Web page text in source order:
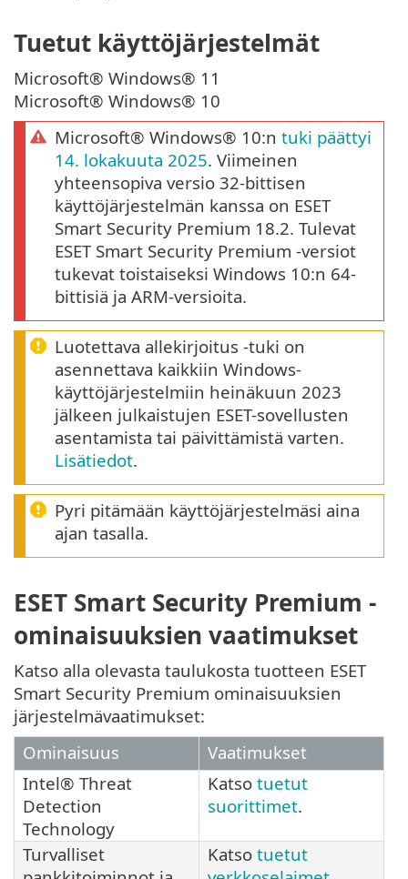
Tuetut käyttöjärjestelmät
Microsoft® Windows® 11
Microsoft® Windows® 10
Microsoft® Windows® 10:n tuki päättyi
14. lokakuuta 2025. Viimeinen
yhteensopiva versio 32-bittisen
käyttöjärjestelmän kanssa on ESET
Smart Security Premium 18.2. Tulevat
ESET Smart Security Premium -versiot
tukevat toistaiseksi Windows 10:n 64-
bittisiä ja ARM-versioita.
Luotettava allekirjoitus -tuki on
asennettava kaikkiin Windows-
käyttöjärjestelmiin heinäkuun 2023
jälkeen julkaistujen ESET-sovellusten
asentamista tai päivittämistä varten.
Lisätiedot.
Pyri pitämään käyttöjärjestelmäsi aina
ajan tasalla.
ESET Smart Security Premium -
ominaisuuksien vaatimukset
Katso alla olevasta taulukosta tuotteen ESET
Smart Security Premium ominaisuuksien
järjestelmävaatimukset:
Ominaisuus
Vaatimukset
Intel® Threat
Detection
Technology
Katso tuetut
suorittimet.
Turvalliset
Katso tuetut